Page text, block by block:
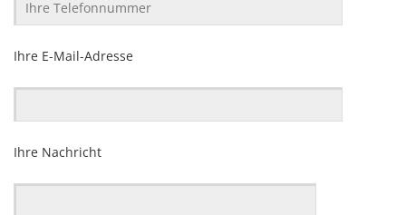
Ihre E-Mail-Adresse
Ihre Nachricht